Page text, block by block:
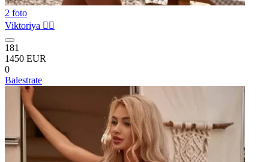
2 foto
Viktoriya ❤️‍🔥
181
1450 EUR
0
Balestrate